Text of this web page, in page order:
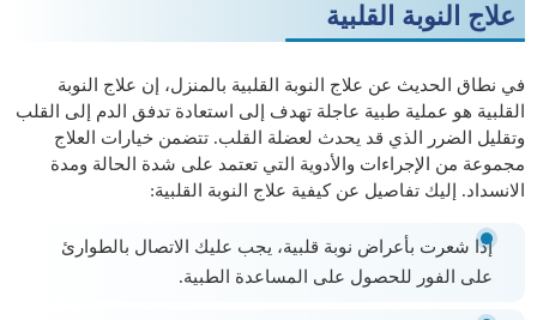
علاج النوبة القلبية
في نطاق الحديث عن علاج النوبة القلبية بالمنزل، إن علاج النوبة
القلبية هو عملية طبية عاجلة تهدف إلى استعادة تدفق الدم إلى القلب
وتقليل الضرر الذي قد يحدث لعضلة القلب. تتضمن خيارات العلاج
مجموعة من الإجراءات والأدوية التي تعتمد على شدة الحالة ومدة
الانسداد. إليك تفاصيل عن كيفية علاج النوبة القلبية:
إذا شعرت بأعراض نوبة قلبية، يجب عليك الاتصال بالطوارئ
على الفور للحصول على المساعدة الطبية.